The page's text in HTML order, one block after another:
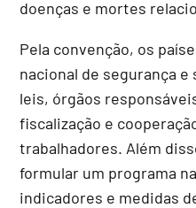
doenças e mortes
Pela convenção, os
nacional de segurança
leis, órgãos
fiscalização e
trabalhadores. Além
formular um programa
indicadores e medidas